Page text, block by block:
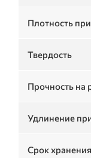
Плотность
Твердость
Прочность на
Удлинение
Срок хранения